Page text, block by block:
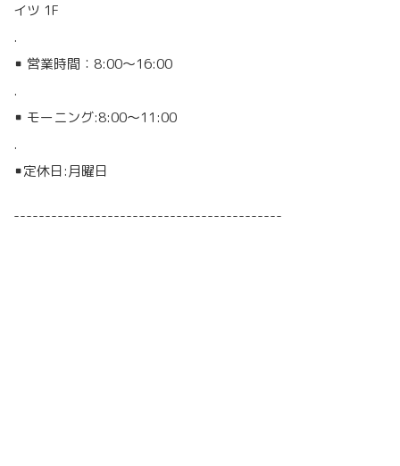
イツ 1F
.
▪︎ 営業時間：8:00～16:00
.
▪︎ モーニング:8:00〜11:00
.
▪︎定休日:月曜日
-------------------------------------------